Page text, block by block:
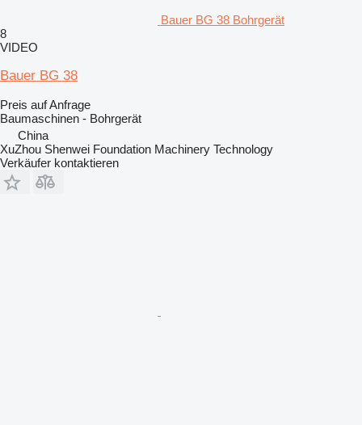
Bauer BG 38 Bohrgerät
8
VIDEO
Bauer BG 38
Preis auf Anfrage
Baumaschinen - Bohrgerät
China
XuZhou Shenwei Foundation Machinery Technology
Verkäufer kontaktieren